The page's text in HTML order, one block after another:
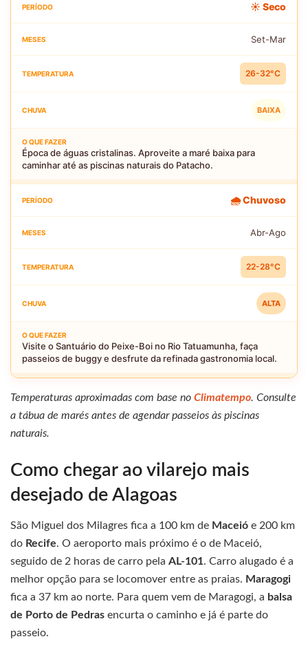
☀️ Seco
Set-Mar
26-32°C
BAIXA
Época de águas cristalinas. Aproveite a maré baixa para
caminhar até as piscinas naturais do Patacho.
🌧️ Chuvoso
Abr-Ago
22-28°C
ALTA
Visite o Santuário do Peixe-Boi no Rio Tatuamunha, faça
passeios de buggy e desfrute da refinada gastronomia local.
Temperaturas aproximadas com base no Climatempo. Consulte
a tábua de marés antes de agendar passeios às piscinas
naturais.
Como chegar ao vilarejo mais
desejado de Alagoas
São Miguel dos Milagres fica a 100 km de Maceió e 200 km
do Recife. O aeroporto mais próximo é o de Maceió,
seguido de 2 horas de carro pela AL-101. Carro alugado é a
melhor opção para se locomover entre as praias. Maragogi
fica a 37 km ao norte. Para quem vem de Maragogi, a balsa
de Porto de Pedras encurta o caminho e já é parte do
passeio.